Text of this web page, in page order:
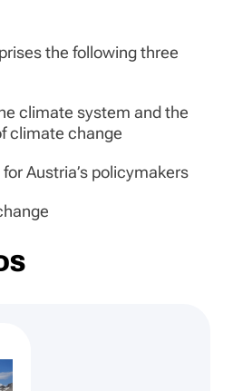
the following three
climate system and the
climate change
Austria’s policymakers